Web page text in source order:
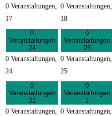
0 Veranstaltungen,
17
0 Veranstaltungen,
18
0
Veranstaltungen
24
0 Veranstaltungen,
24
0
Veranstaltungen
25
0 Veranstaltungen,
25
0
Veranstaltungen
31
0 Veranstaltungen,
0
Veranstaltungen
1
0 Veranstaltungen,